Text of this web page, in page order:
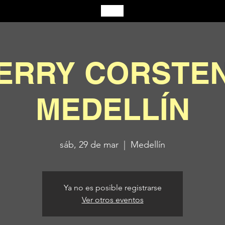
MEDELLÍN
sáb, 29 de mar Medellín
Ya no es posible registrarse
Ver otros eventos